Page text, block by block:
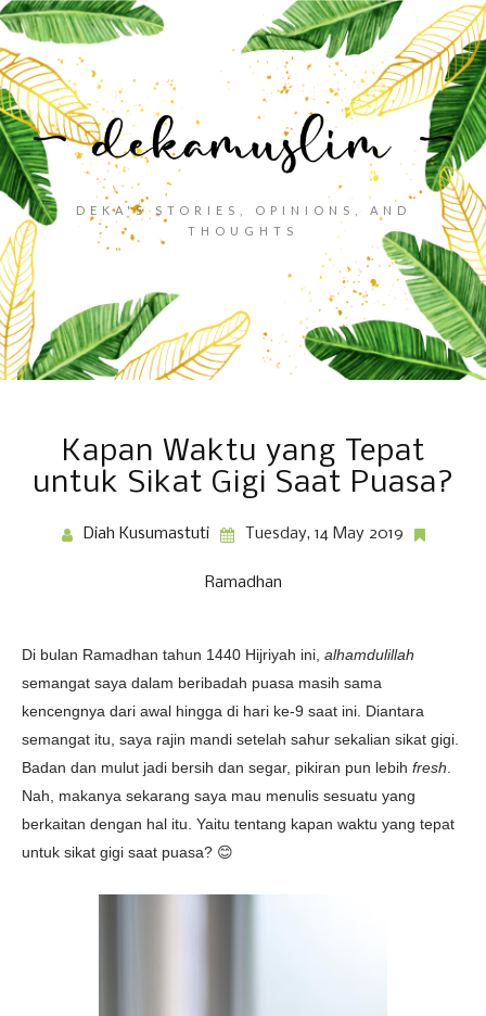
DEKA'S STORIES, OPINIONS, AND
THOUGHTS
Kapan Waktu yang Tepat
untuk Sikat Gigi Saat Puasa?
Diah Kusumastuti Tuesday, 14 May 2019
Ramadhan
Di bulan Ramadhan tahun 1440 Hijriyah ini, alhamdulillah
semangat saya dalam beribadah puasa masih sama
kencengnya dari awal hingga di hari ke-9 saat ini. Diantara
semangat itu, saya rajin mandi setelah sahur sekalian sikat gigi.
Badan dan mulut jadi bersih dan segar, pikiran pun lebih fresh
Nah, makanya sekarang saya mau menulis sesuatu yang
berkaitan dengan hal itu. Yaitu tentang kapan waktu yang tepat
untuk sikat gigi saat puasa? 😊